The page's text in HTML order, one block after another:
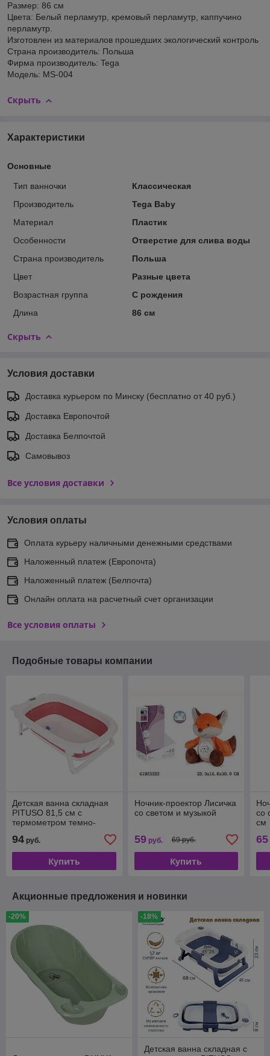
Размер: 86 см
Цвета: Белый перламутр, кремовый перламутр, каппучино
перламутр.
Изготовлен из материалов прошедших экологический контроль
Страна производитель: Польша
Фирма производитель: Tega
Модель: MS-004
Скрыть
Характеристики
Основные
Тип ванночки
Классическая
Производитель
Tega Baby
Материал
Пластик
Особенности
Отверстие для слива воды
Страна производитель
Польша
Цвет
Разные цвета
Возрастная группа
С рождения
Длина
86 см
Скрыть
Условия доставки
Доставка курьером по Минску (бесплатно от 40 руб.)
Доставка Европочтой
Доставка Белпочтой
Самовывоз
Все условия доставки
Условия оплаты
Оплата курьеру наличными денежными средствами
Наложенный платеж (Европочта)
Наложенный платеж (Белпочта)
Онлайн оплата на расчетный счет организации
Все условия оплаты
Подобные товары компании
Детская ванна складная
PITUSO 81,5 см с
термометром темно-
94 руб.
Купить
Ночник-проектор Лисичка
со светом и музыкой
59руб. 69 руб.
Купить
со
см
65
Акционные предложения и новинки
-20% -18%
Детская ванна складная с